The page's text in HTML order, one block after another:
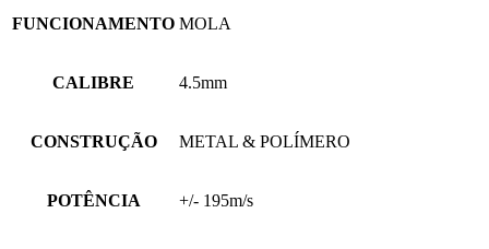
FUNCIONAMENTO MOLA
CALIBRE 4.5mm
CONSTRUÇÃO METAL & POLÍMERO
POTÊNCIA +/- 195m/s